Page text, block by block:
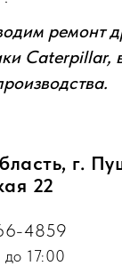
ремонт
Caterpillar,
г.
22
4859
17:00